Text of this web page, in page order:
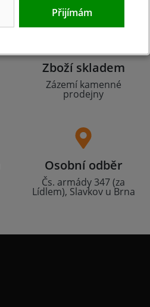
Zboží skladem
Zázemí kamenné
prodejny
Osobní odběr
Čs. armády 347 (za
Lídlem), Slavkov u Brna
Přijímám